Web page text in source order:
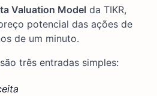
Valuation Model da TIKR,
potencial das ações de
de um minuto.
três entradas simples: